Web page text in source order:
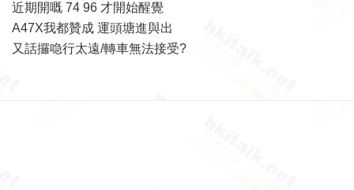
近期開嘅 74 96 才開始醒覺
A47X我都贊成 運頭塘進與出
又話攞喼行太遠/轉車無法接受?